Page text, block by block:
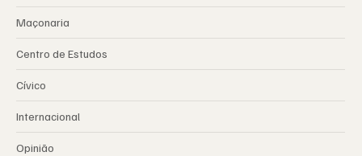
Maçonaria
Centro de Estudos
Cívico
Internacional
Opinião